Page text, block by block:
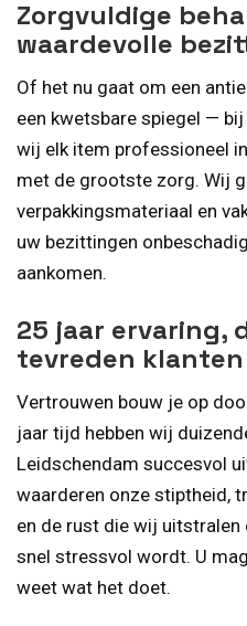
Zorgvuldige
waardevolle
Of het nu gaat om een
een kwetsbare spiegel —
wij elk item professioneel
met de grootste zorg. Wij
verpakkingsmateriaal en
uw bezittingen
aankomen.
25 jaar ervaring,
tevreden klanten
Vertrouwen bouw je op
jaar tijd hebben wij
Leidschendam succesvol
waarderen onze stiptheid,
en de rust die wij uitstralen
snel stressvol wordt. U
weet wat het doet.